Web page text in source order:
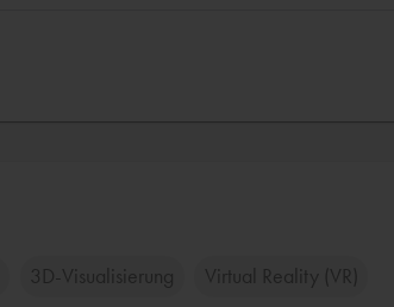
3D-Visualisierung Virtual Reality (VR)